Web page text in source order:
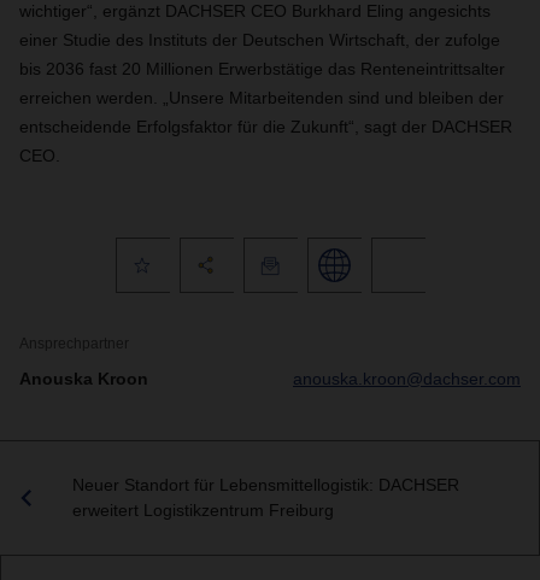
wichtiger“, ergänzt DACHSER CEO Burkhard Eling angesichts
einer Studie des Instituts der Deutschen Wirtschaft, der zufolge
bis 2036 fast 20 Millionen Erwerbstätige das Renteneintrittsalter
erreichen werden. „Unsere Mitarbeitenden sind und bleiben der
entscheidende Erfolgsfaktor für die Zukunft“, sagt der DACHSER
CEO.
Ansprechpartner
Anouska Kroon anouska.kroon@dachser.com
Neuer Standort für Lebensmittellogistik: DACHSER
erweitert Logistikzentrum Freiburg